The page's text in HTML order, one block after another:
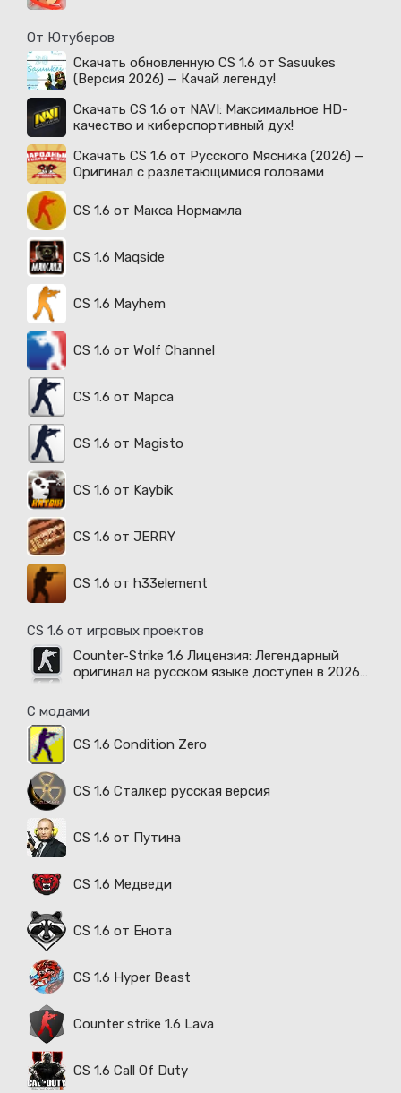
От Ютуберов
Скачать обновленную CS 1.6 от Sasuukes
(Версия 2026) — Качай легенду!
Скачать CS 1.6 от NAVI: Максимальное HD-
качество и киберспортивный дух!
Скачать CS 1.6 от Русского Мясника (2026) —
Оригинал с разлетающимися головами
CS 1.6 от Макса Нормамла
CS 1.6 Maqside
CS 1.6 Mayhem
CS 1.6 от Wolf Channel
CS 1.6 от Марса
CS 1.6 от Magisto
CS 1.6 от Kaybik
CS 1.6 от JERRY
CS 1.6 от h33element
CS 1.6 от игровых проектов
Counter-Strike 1.6 Лицензия: Легендарный
оригинал на русском языке доступен в 2026
С модами
CS 1.6 Condition Zero
CS 1.6 Сталкер русская версия
CS 1.6 от Путина
CS 1.6 Медведи
CS 1.6 от Енота
CS 1.6 Hyper Beast
Counter strike 1.6 Lava
CS 1.6 Call Of Duty